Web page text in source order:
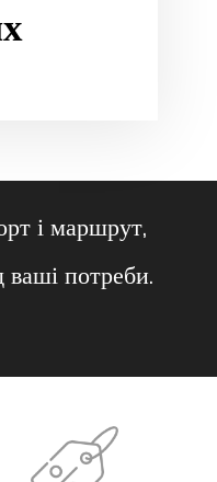
і маршрут,
потреби.